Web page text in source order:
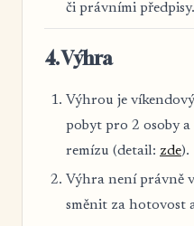
či právními předpisy.
4. Výhra
Výhrou je
pobyt pro 2 osoby a
remízu (detail: zde).
Výhra není právně
směnit za hotovost